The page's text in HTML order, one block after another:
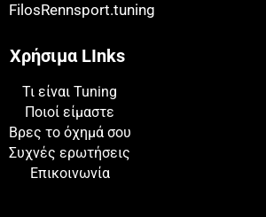
FilosRennsport.tuning
Χρήσιμα LInks
Τι είναι Tuning
Ποιοί είμαστε
Βρες το όχημά σου
Συχνές ερωτήσεις
Επικοινωνία